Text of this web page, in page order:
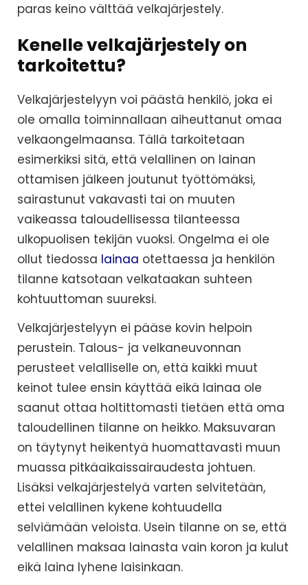
paras keino välttää velkajärjestely.
Kenelle velkajärjestely on
tarkoitettu?
Velkajärjestelyyn voi päästä henkilö, joka ei
ole omalla toiminnallaan aiheuttanut omaa
velkaongelmaansa. Tällä tarkoitetaan
esimerkiksi sitä, että velallinen on lainan
ottamisen jälkeen joutunut työttömäksi,
sairastunut vakavasti tai on muuten
vaikeassa taloudellisessa tilanteessa
ulkopuolisen tekijän vuoksi. Ongelma ei ole
ollut tiedossa lainaa otettaessa ja henkilön
tilanne katsotaan velkataakan suhteen
kohtuuttoman suureksi.
Velkajärjestelyyn ei pääse kovin helpoin
perustein. Talous- ja velkaneuvonnan
perusteet velalliselle on, että kaikki muut
keinot tulee ensin käyttää eikä lainaa ole
saanut ottaa holtittomasti tietäen että oma
taloudellinen tilanne on heikko. Maksuvaran
on täytynyt heikentyä huomattavasti muun
muassa pitkäaikaissairaudesta johtuen.
Lisäksi velkajärjestelyä varten selvitetään,
ettei velallinen kykene kohtuudella
selviämään veloista. Usein tilanne on se, että
velallinen maksaa lainasta vain koron ja kulut
eikä laina lyhene laisinkaan.